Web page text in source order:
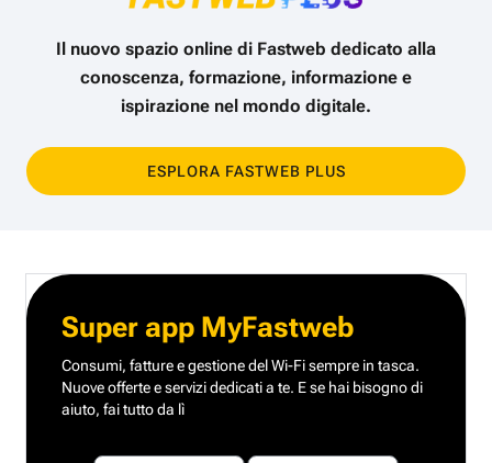
Il nuovo spazio online di Fastweb dedicato alla
conoscenza, formazione, informazione e
ispirazione nel mondo digitale.
ESPLORA FASTWEB PLUS
Super app MyFastweb
Consumi, fatture e gestione del Wi-Fi sempre in tasca.
Nuove offerte e servizi dedicati a te. E se hai bisogno di
aiuto, fai tutto da lì